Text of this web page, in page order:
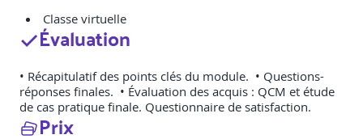
Classe virtuelle
Évaluation
• Récapitulatif des points clés du module. • Questions-
réponses finales. • Évaluation des acquis : QCM et étude
de cas pratique finale. Questionnaire de satisfaction.
Prix